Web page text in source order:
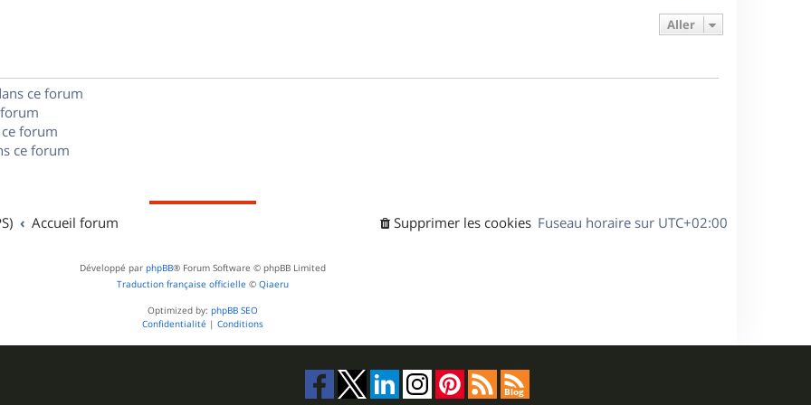
g
s
Aller
ce forum
forum
ce forum
Accueil forum Fuseau horaire sur UTC+02:00
Supprimer les cookies
Développé par phpBB® Forum Software © phpBB Limited
Traduction française officielle © Qiaeru
Optimized by: phpBB SEO
Confidentialité | Conditions